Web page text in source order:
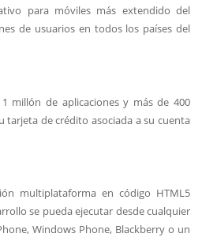
para móviles más extendido del
de usuarios en todos los países del
millón de aplicaciones y más de 400
tarjeta de crédito asociada a su cuenta
multiplataforma en código HTML5
se pueda ejecutar desde cualquier
Windows Phone, Blackberry o un